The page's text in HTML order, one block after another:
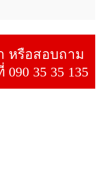
หรือสอบถาม
35 35 135